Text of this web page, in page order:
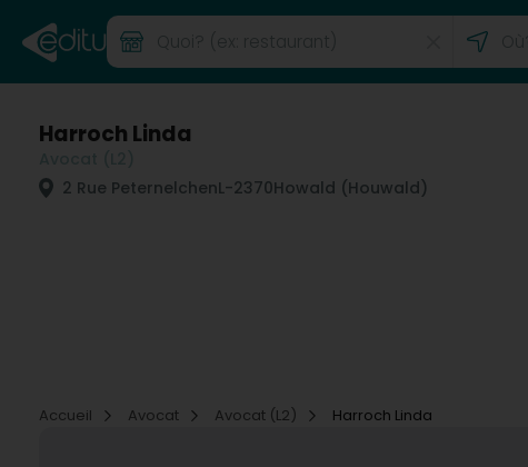
Harroch Linda
2 Rue PeternelchenL-2370Howald (Houwald)
Accueil
Avocat Avocat (L2) Harroch Linda